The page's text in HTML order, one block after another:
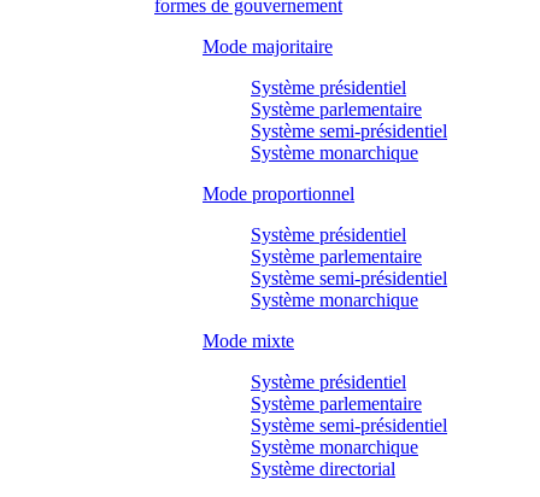
formes de gouvernement
Mode majoritaire
Système présidentiel
Système parlementaire
Système semi-présidentiel
Système monarchique
Mode proportionnel
Système présidentiel
Système parlementaire
Système semi-présidentiel
Système monarchique
Mode mixte
Système présidentiel
Système parlementaire
Système semi-présidentiel
Système monarchique
Système directorial